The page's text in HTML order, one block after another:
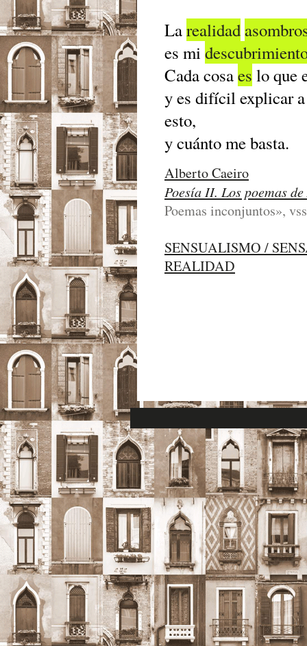
Larealidad
es mi
Cada cosaes lo que
y es difícil explicar
esto,
y cuánto me basta.
Alberto Caeiro
Poesía II. Los poemas
Poemas inconjuntos»,
SENSUALISMO /
REALIDAD